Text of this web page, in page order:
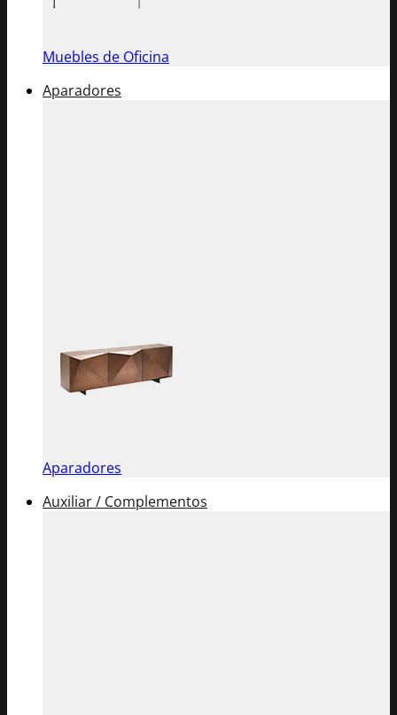
Muebles de Oficina
Aparadores
Aparadores
Auxiliar / Complementos